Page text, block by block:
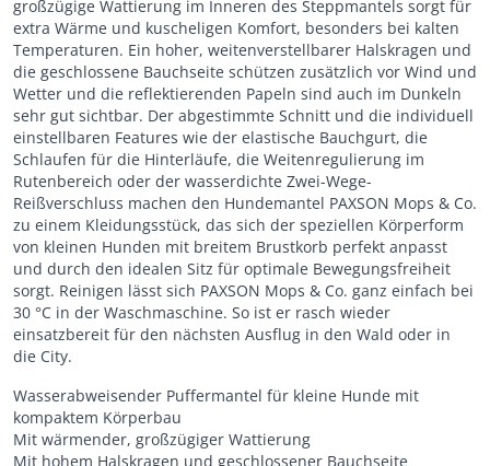
großzügige Wattierung im Inneren des Steppmantels sorgt für
extra Wärme und kuscheligen Komfort, besonders bei kalten
Temperaturen. Ein hoher, weitenverstellbarer Halskragen und
die geschlossene Bauchseite schützen zusätzlich vor Wind und
Wetter und die reflektierenden Papeln sind auch im Dunkeln
sehr gut sichtbar. Der abgestimmte Schnitt und die individuell
einstellbaren Features wie der elastische Bauchgurt, die
Schlaufen für die Hinterläufe, die Weitenregulierung im
Rutenbereich oder der wasserdichte Zwei-Wege-
Reißverschluss machen den Hundemantel PAXSON Mops & Co.
zu einem Kleidungsstück, das sich der speziellen Körperform
von kleinen Hunden mit breitem Brustkorb perfekt anpasst
und durch den idealen Sitz für optimale Bewegungsfreiheit
sorgt. Reinigen lässt sich PAXSON Mops & Co. ganz einfach bei
30 °C in der Waschmaschine. So ist er rasch wieder
einsatzbereit für den nächsten Ausflug in den Wald oder in
die City.
Wasserabweisender Puffermantel für kleine Hunde mit
kompaktem Körperbau
Mit wärmender, großzügiger Wattierung
Mit hohem Halskragen und geschlossener Bauchseite